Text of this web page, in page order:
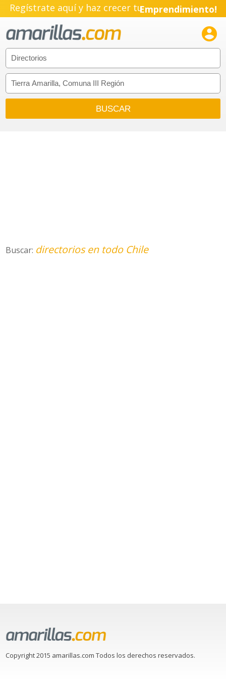
Regístrate aquí y haz crecer tuEmprendimiento!

Buscar: directorios en todo Chile
Copyright 2015 amarillas.com Todos los derechos reservados.